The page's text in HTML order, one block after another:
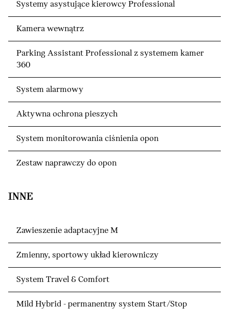
Systemy asystujące kierowcy Professional
Kamera wewnątrz
Parking Assistant Professional z systemem kamer
360
System alarmowy
Aktywna ochrona pieszych
System monitorowania ciśnienia opon
Zestaw naprawczy do opon
INNE
Zawieszenie adaptacyjne M
Zmienny, sportowy układ kierowniczy
System Travel & Comfort
Mild Hybrid - permanentny system Start/Stop